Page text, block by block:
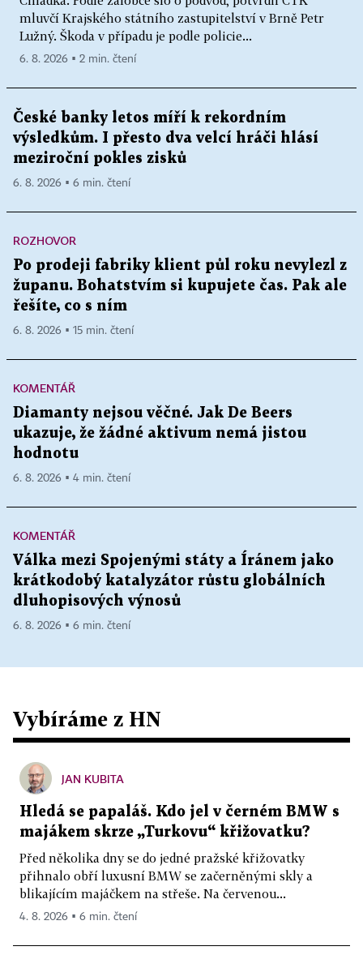
mluvčí Krajského státního zastupitelství v Brně Petr
Lužný. Škoda v případu je podle policie...
6. 8. 2026 ▪ 2 min. čtení
České banky letos míří k rekordním
výsledkům. I přesto dva velcí hráči hlásí
meziroční pokles zisků
6. 8. 2026 ▪ 6 min. čtení
ROZHOVOR
Po prodeji fabriky klient půl roku nevylezl z
županu. Bohatstvím si kupujete čas. Pak ale
řešíte, co s ním
6. 8. 2026 ▪ 15 min. čtení
KOMENTÁŘ
Diamanty nejsou věčné. Jak De Beers
ukazuje, že žádné aktivum nemá jistou
hodnotu
6. 8. 2026 ▪ 4 min. čtení
KOMENTÁŘ
Válka mezi Spojenými státy a Íránem jako
krátkodobý katalyzátor růstu globálních
dluhopisových výnosů
6. 8. 2026 ▪ 6 min. čtení
Vybíráme z HN
JAN KUBITA
Hledá se papaláš. Kdo jel v černém BMW s
majákem skrze „Turkovu“ křižovatku?
Před několika dny se do jedné pražské křižovatky
přihnalo obří luxusní BMW se začerněnými skly a
blikajícím majáčkem na střeše. Na červenou...
4. 8. 2026 ▪ 6 min. čtení